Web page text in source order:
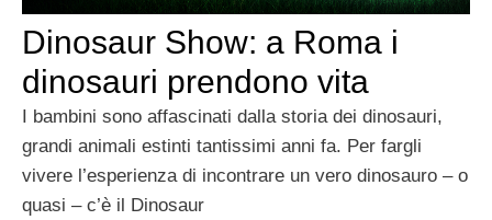
Dinosaur Show: a Roma i
dinosauri prendono vita
I bambini sono affascinati dalla storia dei dinosauri,
grandi animali estinti tantissimi anni fa. Per fargli
vivere l’esperienza di incontrare un vero dinosauro – o
quasi – c’è il Dinosaur